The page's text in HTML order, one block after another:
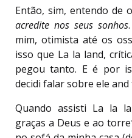
Então, sim, entendo de
acredite nos seus sonhos
mim, otimista até os
isso que La la land,
pegou tanto. E é por
decidi falar sobre ele
Quando assisti La la
graças a Deus e ao